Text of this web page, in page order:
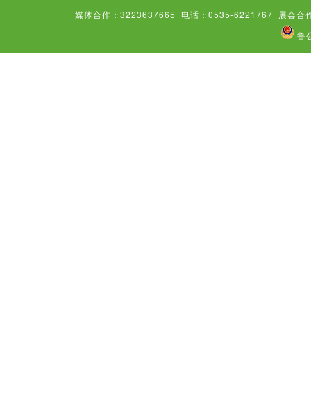
媒体合作：3223637665
电话：0535-6221767 展会合
鲁